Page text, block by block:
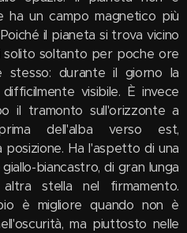
un campo magnetico più
il pianeta si trova vicino
solito soltanto per poche ore
stesso: durante il giorno la
visibile. È invece
il tramonto sull'orizzonte a
dell'alba verso est,
Ha l'aspetto di una
biancastro, di gran lunga
stella nel firmamento.
è migliore quando non è
ma piuttosto nelle